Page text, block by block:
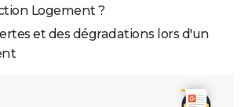
Logement ?
et des dégradations lors d'un